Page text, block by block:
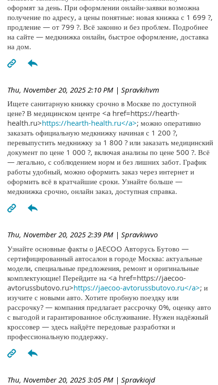
оформят за день. При оформлении онлайн-заявки возможна
получение по адресу, а цены понятные: новая книжка с 1 699 ?,
продление — от 799 ?. Всё законно и без проблем. Подробнее
на сайте — медкнижка онлайн, быстрое оформление, доставка
на дом.
Thu, November 20, 2025 2:10 PM | Spravkihvm
Ищете санитарную книжку срочно в Москве по доступной
цене? В медицинском центре <a href=https://hearth-
health.ru>https://hearth-health.ru</a>; можно оперативно
заказать официальную медкнижку начиная с 1 200 ?,
перевыпустить медкнижку за 1 800 ? или заказать медицинский
документ по цене 1 000 ?, включая анализы по цене 500 ?. Всё
— легально, с соблюдением норм и без лишних забот. График
работы удобный, можно оформить заказ через интернет и
оформить всё в кратчайшие сроки. Узнайте больше —
медкнижка срочно, онлайн заказ, доступная справка.
Thu, November 20, 2025 2:39 PM | Spravkiwvo
Узнайте основные факты о JAECOO Авторусь Бутово —
сертифицированный автосалон в городе Москва: актуальные
модели, специальные предложения, ремонт и оригинальные
комплектующие! Перейдите на <a href=https://jaecoo-
avtorussbutovo.ru>https://jaecoo-avtorussbutovo.ru</a>; и
изучите с новыми авто. Хотите пробную поездку или
рассрочку? — компания предлагает рассрочку 0%, оценку авто
с выгодой и гарантированное обслуживание. Нужен надёжный
кроссовер — здесь найдёте передовые разработки и
профессиональную поддержку.
Thu, November 20, 2025 3:05 PM | Spravkiojd